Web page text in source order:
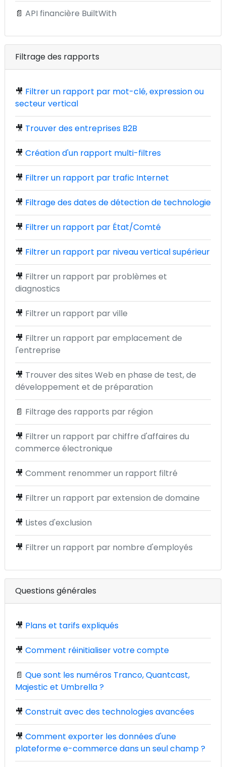
📄 API financière BuiltWith
Filtrage des rapports
🎥 Filtrer un rapport par mot-clé, expression ou
secteur vertical
🎥 Trouver des entreprises B2B
🎥 Création d'un rapport multi-filtres
🎥 Filtrer un rapport par trafic Internet
🎥 Filtrage des dates de détection de technologie
🎥 Filtrer un rapport par État/Comté
🎥 Filtrer un rapport par niveau vertical supérieur
🎥 Filtrer un rapport par problèmes et
diagnostics
🎥 Filtrer un rapport par ville
🎥 Filtrer un rapport par emplacement de
l'entreprise
🎥 Trouver des sites Web en phase de test, de
développement et de préparation
📄 Filtrage des rapports par région
🎥 Filtrer un rapport par chiffre d'affaires du
commerce électronique
🎥 Comment renommer un rapport filtré
🎥 Filtrer un rapport par extension de domaine
🎥 Listes d'exclusion
🎥 Filtrer un rapport par nombre d'employés
Questions générales
🎥 Plans et tarifs expliqués
🎥 Comment réinitialiser votre compte
📄 Que sont les numéros Tranco, Quantcast,
Majestic et Umbrella ?
🎥 Construit avec des technologies avancées
🎥 Comment exporter les données d'une
plateforme e-commerce dans un seul champ ?